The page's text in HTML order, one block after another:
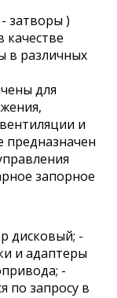
затворы )
качестве
в различных
для
и
запорное
дисковый; -
и адаптеры
-
по запросу в